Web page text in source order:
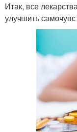
Итак, все
улучшить